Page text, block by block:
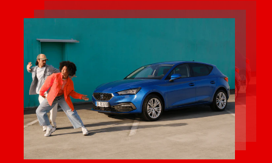
SEAT FOR BUSINESS
Über uns
Aktionen